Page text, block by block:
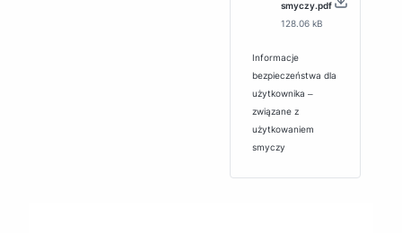
smyczy.pdf
128.06 kB
Informacje
bezpieczeństwa dla
użytkownika ‒
związane z
użytkowaniem
smyczy